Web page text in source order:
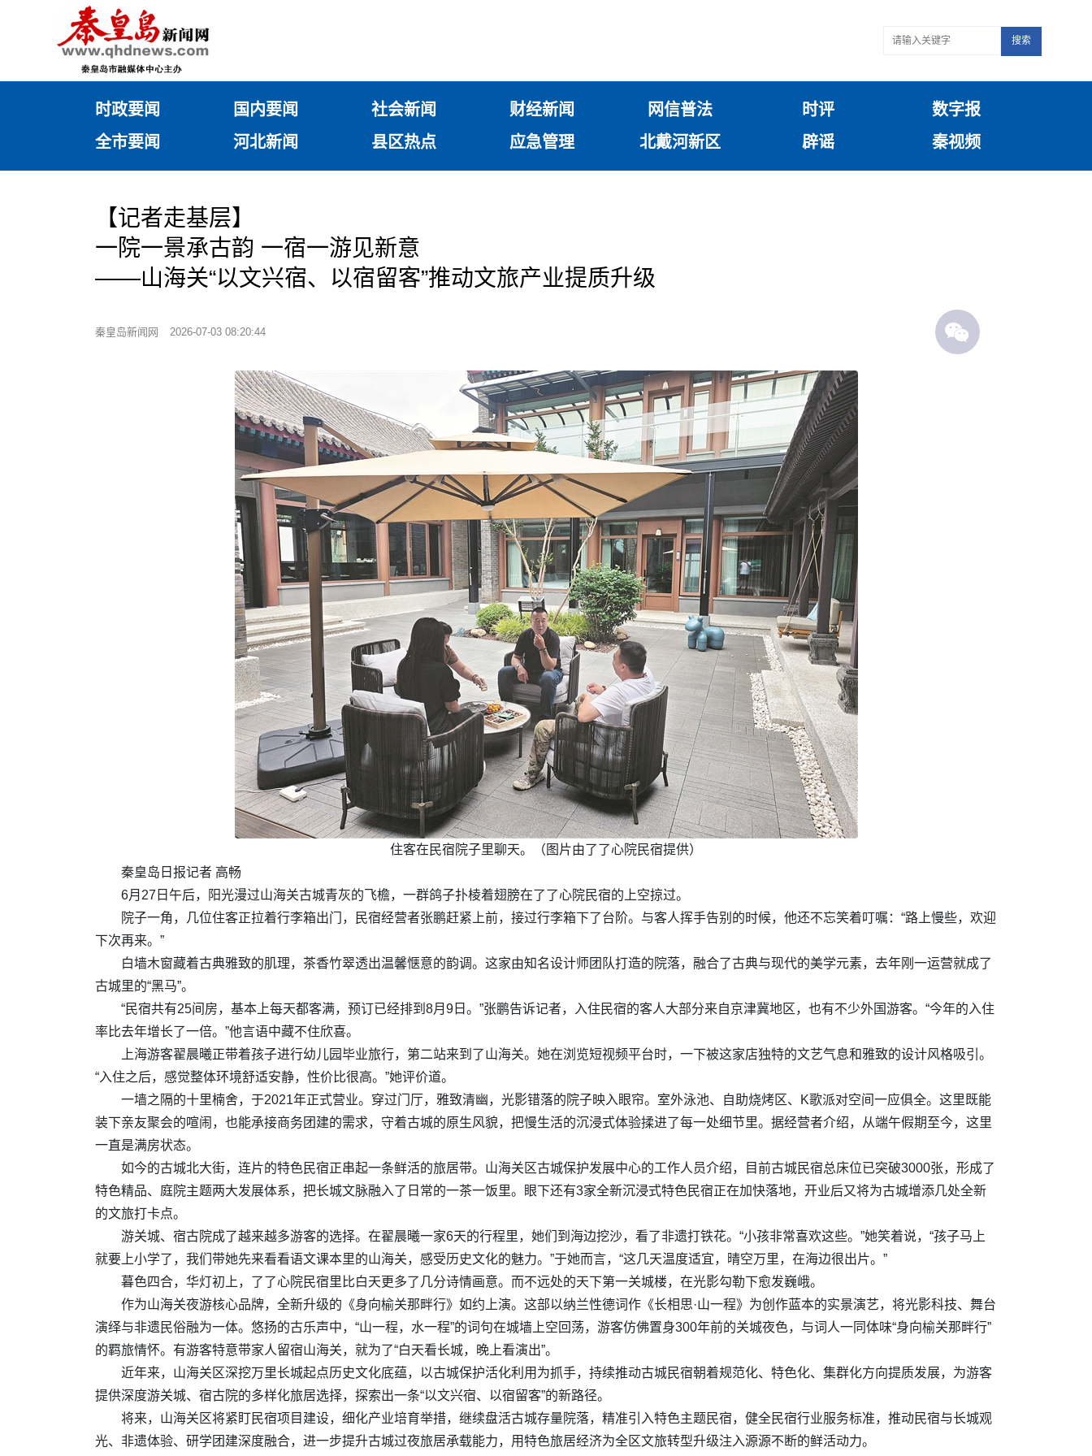
搜索
时政要闻 国内要闻 社会新闻 财经新闻 网信普法 时评
数字报
全市要闻
河北新闻 县区热点 应急管理 北戴河新区 辟谣 秦视频
【记者走基层】
一院一景承古韵 一宿一游见新意
——山海关“以文兴宿、以宿留客”推动文旅产业提质升级
秦皇岛新闻网 2026-07-03 08:20:44
住客在民宿院子里聊天。（图片由了了心院民宿提供）
秦皇岛日报记者 高畅
6月27日午后，阳光漫过山海关古城青灰的飞檐，一群鸽子扑棱着翅膀在了了心院民宿的上空掠过。
院子一角，几位住客正拉着行李箱出门，民宿经营者张鹏赶紧上前，接过行李箱下了台阶。与客人挥手告别的时候，他还不忘笑着叮嘱：“路上慢些，欢迎
下次再来。”
白墙木窗藏着古典雅致的肌理，茶香竹翠透出温馨惬意的韵调。这家由知名设计师团队打造的院落，融合了古典与现代的美学元素，去年刚一运营就成了
古城里的“黑马”。
“民宿共有25间房，基本上每天都客满，预订已经排到8月9日。”张鹏告诉记者，入住民宿的客人大部分来自京津冀地区，也有不少外国游客。“今年的入住
率比去年增长了一倍。”他言语中藏不住欣喜。
上海游客翟晨曦正带着孩子进行幼儿园毕业旅行，第二站来到了山海关。她在浏览短视频平台时，一下被这家店独特的文艺气息和雅致的设计风格吸引。
“入住之后，感觉整体环境舒适安静，性价比很高。”她评价道。
一墙之隔的十里楠舍，于2021年正式营业。穿过门厅，雅致清幽，光影错落的院子映入眼帘。室外泳池、自助烧烤区、K歌派对空间一应俱全。这里既能
装下亲友聚会的喧闹，也能承接商务团建的需求，守着古城的原生风貌，把慢生活的沉浸式体验揉进了每一处细节里。据经营者介绍，从端午假期至今，这里
一直是满房状态。
如今的古城北大街，连片的特色民宿正串起一条鲜活的旅居带。山海关区古城保护发展中心的工作人员介绍，目前古城民宿总床位已突破3000张，形成了
特色精品、庭院主题两大发展体系，把长城文脉融入了日常的一茶一饭里。眼下还有3家全新沉浸式特色民宿正在加快落地，开业后又将为古城增添几处全新
的文旅打卡点。
游关城、宿古院成了越来越多游客的选择。在翟晨曦一家6天的行程里，她们到海边挖沙，看了非遗打铁花。“小孩非常喜欢这些。”她笑着说，“孩子马上
就要上小学了，我们带她先来看看语文课本里的山海关，感受历史文化的魅力。”于她而言，“这几天温度适宜，晴空万里，在海边很出片。”
暮色四合，华灯初上，了了心院民宿里比白天更多了几分诗情画意。而不远处的天下第一关城楼，在光影勾勒下愈发巍峨。
作为山海关夜游核心品牌，全新升级的《身向榆关那畔行》如约上演。这部以纳兰性德词作《长相思·山一程》为创作蓝本的实景演艺，将光影科技、舞台
演绎与非遗民俗融为一体。悠扬的古乐声中，“山一程，水一程”的词句在城墙上空回荡，游客仿佛置身300年前的关城夜色，与词人一同体味“身向榆关那畔行”
的羁旅情怀。有游客特意带家人留宿山海关，就为了“白天看长城，晚上看演出”。
近年来，山海关区深挖万里长城起点历史文化底蕴，以古城保护活化利用为抓手，持续推动古城民宿朝着规范化、特色化、集群化方向提质发展，为游客
提供深度游关城、宿古院的多样化旅居选择，探索出一条“以文兴宿、以宿留客”的新路径。
将来，山海关区将紧盯民宿项目建设，细化产业培育举措，继续盘活古城存量院落，精准引入特色主题民宿，健全民宿行业服务标准，推动民宿与长城观
光、非遗体验、研学团建深度融合，进一步提升古城过夜旅居承载能力，用特色旅居经济为全区文旅转型升级注入源源不断的鲜活动力。